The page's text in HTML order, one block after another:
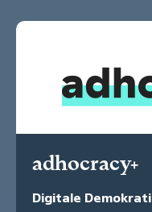
adhocracy+
Digitale